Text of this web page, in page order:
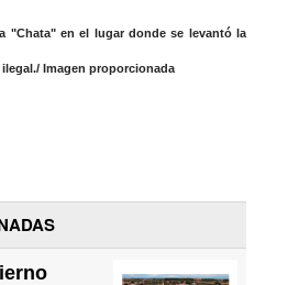
"Chata" en el lugar donde se levantó la
Imagen proporcionada